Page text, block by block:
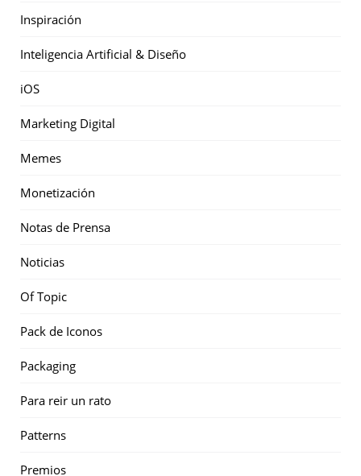
Inspiración
Inteligencia Artificial & Diseño
iOS
Marketing Digital
Memes
Monetización
Notas de Prensa
Noticias
Of Topic
Pack de Iconos
Packaging
Para reir un rato
Patterns
Premios